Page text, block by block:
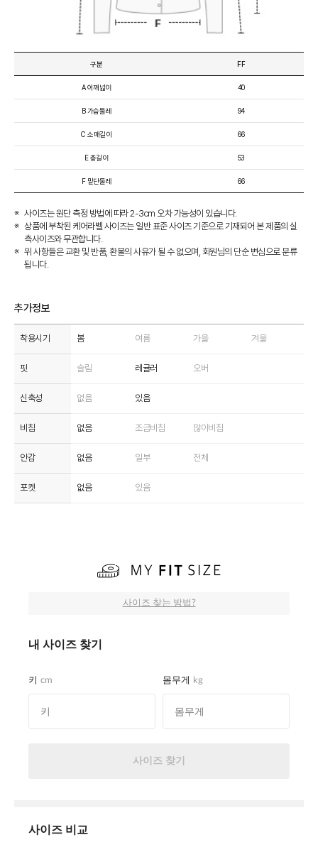
구분
A 어깨넓이
B 가슴둘레
C 소매길이
E 총길이
F 밑단둘레
FF
40
94
66
53
66
사이즈는 원단 측정 방법에 따라 2-3cm 오차 가능성이 있습니다.
상품에 부착된 케어라벨 사이즈는 일반 표준 사이즈 기준으로 기재되어 본 제품의 실
측사이즈와 무관합니다.
위 사항들은 교환 및 반품, 환불의 사유가 될 수 없으며, 회원님의 단순 변심으로 분류
됩니다.
추가정보
착용시기 봄 여름 가을 겨울
핏 슬림 레귤러 오버
신축성 없음 있음
비침 없음 조금비침 많이비침
안감 없음 일부 전체
포켓 없음 있음